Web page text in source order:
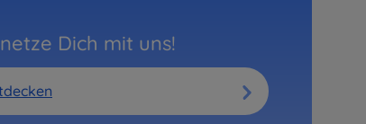
Dich mit uns!